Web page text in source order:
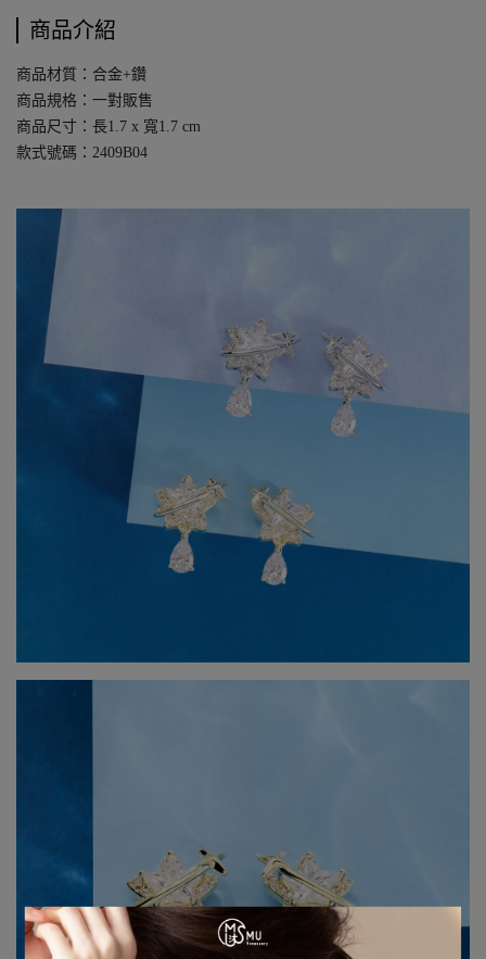
商品介紹
商品材質：合金+鑽
商品規格：一對販售
商品尺寸：長1.7 x 寬1.7 cm
款式號碼：2409B04